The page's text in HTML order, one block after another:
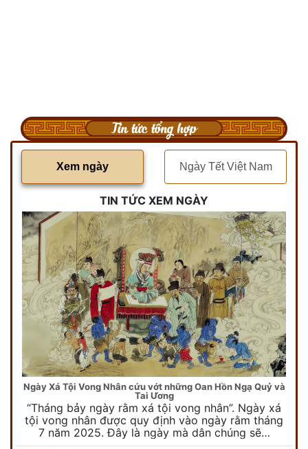
Tin tức tổng hợp
Xem ngày Ngày Tết Việt Nam
TIN TỨC XEM NGÀY
Ngày Xá Tội Vong Nhân cứu vớt những Oan Hồn Ngạ Quỷ và
Tai Ương
“Tháng bảy ngày rằm xá tội vong nhân”. Ngày xá
tội vong nhân được quy định vào ngày rằm tháng
7 năm 2025. Đây là ngày mà dân chúng sẽ…